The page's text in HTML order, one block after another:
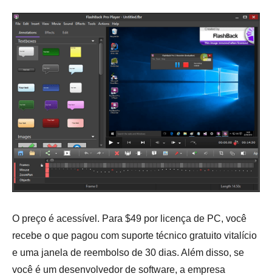
O preço é acessível. Para $49 por licença de PC, você
recebe o que pagou com suporte técnico gratuito vitalício
e uma janela de reembolso de 30 dias. Além disso, se
você é um desenvolvedor de software, a empresa